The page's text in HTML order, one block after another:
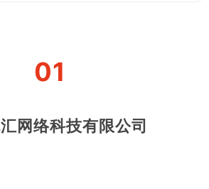
01
网络科技有限公司